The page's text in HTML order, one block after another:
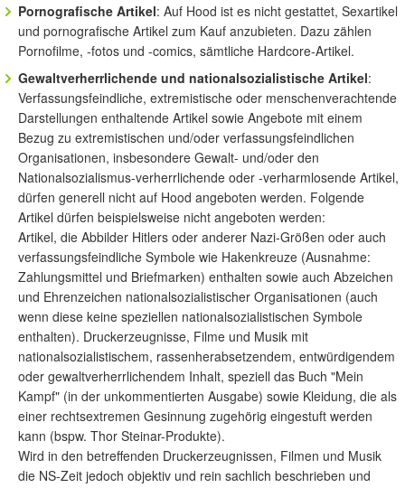
Pornografische Artikel: Auf Hood ist es nicht gestattet, Sexartikel
und pornografische Artikel zum Kauf anzubieten. Dazu zählen
Pornofilme, -fotos und -comics, sämtliche Hardcore-Artikel.
Gewaltverherrlichende und nationalsozialistische Artikel:
Verfassungsfeindliche, extremistische oder menschenverachtende
Darstellungen enthaltende Artikel sowie Angebote mit einem
Bezug zu extremistischen und/oder verfassungsfeindlichen
Organisationen, insbesondere Gewalt- und/oder den
Nationalsozialismus-verherrlichende oder -verharmlosende Artikel,
dürfen generell nicht auf Hood angeboten werden. Folgende
Artikel dürfen beispielsweise nicht angeboten werden:
Artikel, die Abbilder Hitlers oder anderer Nazi-Größen oder auch
verfassungsfeindliche Symbole wie Hakenkreuze (Ausnahme:
Zahlungsmittel und Briefmarken) enthalten sowie auch Abzeichen
und Ehrenzeichen nationalsozialistischer Organisationen (auch
wenn diese keine speziellen nationalsozialistischen Symbole
enthalten). Druckerzeugnisse, Filme und Musik mit
nationalsozialistischem, rassenherabsetzendem, entwürdigendem
oder gewaltverherrlichendem Inhalt, speziell das Buch "Mein
Kampf" (in der unkommentierten Ausgabe) sowie Kleidung, die als
einer rechtsextremen Gesinnung zugehörig eingestuft werden
kann (bspw. Thor Steinar-Produkte).
Wird in den betreffenden Druckerzeugnissen, Filmen und Musik
die NS-Zeit jedoch objektiv und rein sachlich beschrieben und